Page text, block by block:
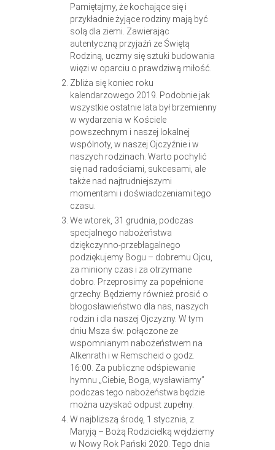
Pamiętajmy, że kochające się i
przykładnie żyjące rodziny mają być
solą dla ziemi. Zawierając
autentyczną przyjaźń ze Świętą
Rodziną, uczmy się sztuki budowania
więzi w oparciu o prawdziwą miłość.
Zbliża się koniec roku
kalendarzowego 2019. Podobnie jak
wszystkie ostatnie lata był brzemienny
w wydarzenia w Kościele
powszechnym i naszej lokalnej
wspólnoty, w naszej Ojczyźnie i w
naszych rodzinach. Warto pochylić
się nad radościami, sukcesami, ale
także nad najtrudniejszymi
momentami i doświadczeniami tego
czasu.
We wtorek, 31 grudnia, podczas
specjalnego nabożeństwa
dziękczynno-przebłagalnego
podziękujemy Bogu – dobremu Ojcu,
za miniony czas i za otrzymane
dobro. Przeprosimy za popełnione
grzechy. Będziemy również prosić o
błogosławieństwo dla nas, naszych
rodzin i dla naszej Ojczyzny. W tym
dniu Msza św. połączone ze
wspomnianym nabożeństwem na
Alkenrath i w Remscheid o godz.
16:00. Za publiczne odśpiewanie
hymnu „Ciebie, Boga, wysławiamy”
podczas tego nabożeństwa będzie
można uzyskać odpust zupełny.
W najbliższą środę, 1 stycznia, z
Maryją – Bożą Rodzicielką wejdziemy
w Nowy Rok Pański 2020. Tego dnia